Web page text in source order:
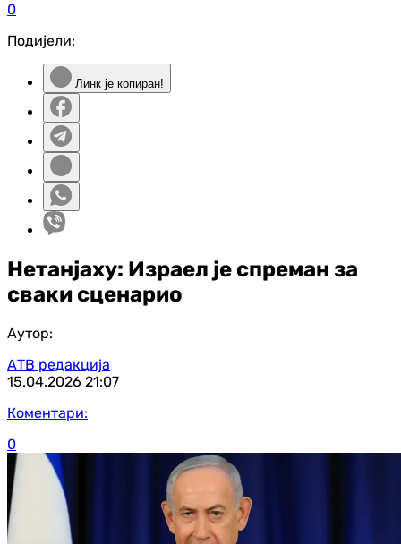
0
Подијели:
Линк је копиран!
Нетанјаху: Израел је спреман за
сваки сценарио
Аутор:
АТВ редакција
15.04.2026 21:07
Коментари:
0